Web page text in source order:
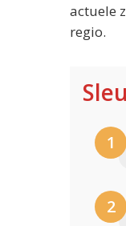
actuele
regio.
1
2